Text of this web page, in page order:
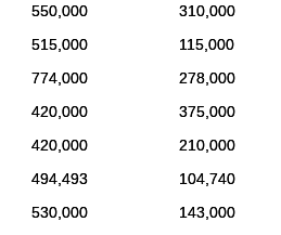
550,000
310,000
515,000
115,000
774,000
278,000
420,000
375,000
420,000
210,000
494,493
104,740
530,000
143,000